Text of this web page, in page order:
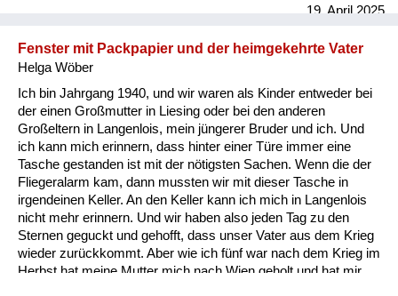
19. April 2025
Fenster mit Packpapier und der heimgekehrte Vater
Helga Wöber
Ich bin Jahrgang 1940, und wir waren als Kinder entweder bei
der einen Großmutter in Liesing oder bei den anderen
Großeltern in Langenlois, mein jüngerer Bruder und ich. Und
ich kann mich erinnern, dass hinter einer Türe immer eine
Tasche gestanden ist mit der nötigsten Sachen. Wenn die der
Fliegeralarm kam, dann mussten wir mit dieser Tasche in
irgendeinen Keller. An den Keller kann ich mich in Langenlois
nicht mehr erinnern. Und wir haben also jeden Tag zu den
Sternen geguckt und gehofft, dass unser Vater aus dem Krieg
wieder zurückkommt. Aber wie ich fünf war nach dem Krieg im
Herbst hat meine Mutter mich nach Wien geholt und hat mir